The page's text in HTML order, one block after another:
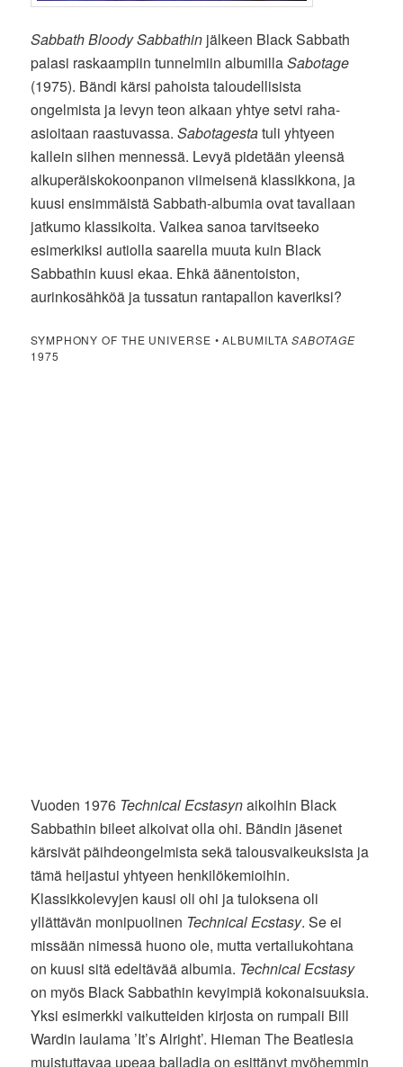
Sabbath Bloody Sabbathin jälkeen Black Sabbath
palasi raskaampiin tunnelmiin albumillaSabotage
(1975). Bändi kärsi pahoista taloudellisista
ongelmista ja levyn teon aikaan yhtye setvi raha-
asioitaan raastuvassa.Sabotagestatuli yhtyeen
kallein siihen mennessä. Levyä pidetään yleensä
alkuperäiskokoonpanon viimeisenä klassikkona, ja
kuusi ensimmäistä Sabbath-albumia ovat tavallaan
jatkumo klassikoita. Vaikea sanoa tarvitseeko
esimerkiksi autiolla saarella muuta kuin Black
Sabbathin kuusi ekaa. Ehkä äänentoiston,
aurinkosähköä ja tussatun rantapallon kaveriksi?
SYMPHONY OF THE UNIVERSE • ALBUMILTASABOTAGE
1975
Vuoden 1976 Technical Ecstasynaikoihin Black
Sabbathin bileet alkoivat olla ohi. Bändin jäsenet
kärsivät päihdeongelmista sekä talousvaikeuksista ja
tämä heijastui yhtyeen henkilökemioihin.
Klassikkolevyjen kausi oli ohi ja tuloksena oli
yllättävän monipuolinen Technical Ecstasy. Se ei
missään nimessä huono ole, mutta vertailukohtana
on kuusi sitä edeltävää albumia. Technical Ecstasy
on myös Black Sabbathin kevyimpiä kokonaisuuksia.
Yksi esimerkki vaikutteiden kirjosta on rumpali Bill
Wardin laulama ’It’s Alright’. Hieman The Beatlesia
muistuttavaa upeaa balladia on esittänyt myöhemmin